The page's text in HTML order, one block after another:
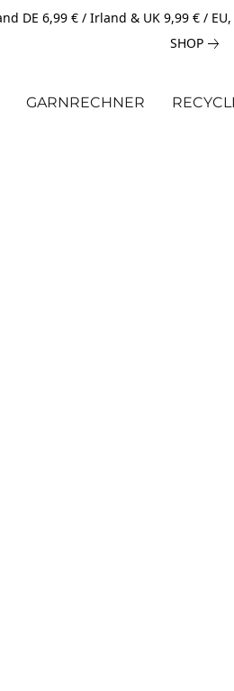
DE 6,99 € / Irland & UK 9,99 € /
SHOP
GARNRECHNER